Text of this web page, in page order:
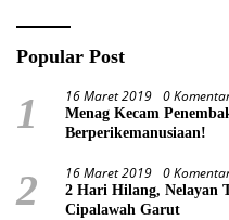
Popular Post
1 16 Maret 2019 0
Menag Kecam
Berperikemanusiaan!
2 16 Maret 2019 0
2 Hari Hilang, Nelayan
Cipalawah Garut